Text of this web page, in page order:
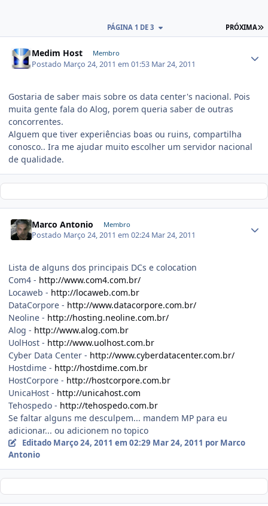
PRÓXIMA
PÁGINA 1 DE 3
Medim Host Membro
Postado Março 24, 2011 em 01:53 Mar 24, 2011
Gostaria de saber mais sobre os data center's nacional. Pois
muita gente fala do Alog, porem queria saber de outras
concorrentes.
Alguem que tiver experiências boas ou ruins, compartilha
conosco.. Ira me ajudar muito escolher um servidor nacional
de qualidade.
Marco Antonio Membro
Postado Março 24, 2011 em 02:24 Mar 24, 2011
Lista de alguns dos principais DCs e colocation
Com4 - http://www.com4.com.br/
Locaweb - http://locaweb.com.br
DataCorpore - http://www.datacorpore.com.br/
Neoline - http://hosting.neoline.com.br/
Alog - http://www.alog.com.br
UolHost - http://www.uolhost.com.br
Cyber Data Center - http://www.cyberdatacenter.com.br/
Hostdime - http://hostdime.com.br
HostCorpore - http://hostcorpore.com.br
UnicaHost - http://unicahost.com
Tehospedo - http://tehospedo.com.br
Se faltar alguns me desculpem... mandem MP para eu
adicionar... ou adicionem no topico
Editado Março 24, 2011 em 02:29 Mar 24, 2011 por Marco
Antonio